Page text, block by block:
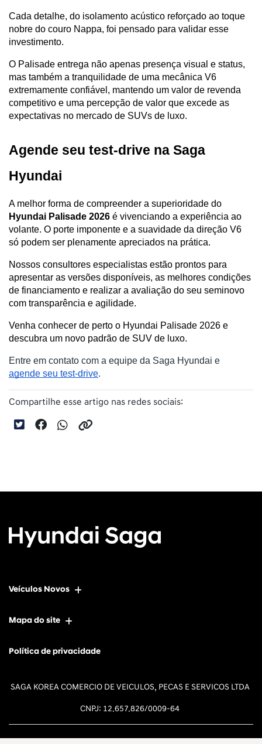
Cada detalhe, do isolamento acústico reforçado ao toque
nobre do couro Nappa, foi pensado para validar esse
investimento.
O Palisade entrega não apenas presença visual e status,
mas também a tranquilidade de uma mecânica V6
extremamente confiável, mantendo um valor de revenda
competitivo e uma percepção de valor que excede as
expectativas no mercado de SUVs de luxo.
Agende seu test-drive na Saga
Hyundai
Hyundai Palisade 2026 é vivenciando a experiência ao
volante. O porte imponente e a suavidade da direção V6
só podem ser plenamente apreciados na prática.
Nossos consultores especialistas estão prontos para
apresentar as versões disponíveis, as melhores condições
de financiamento e realizar a avaliação do seu seminovo
com transparência e agilidade.
Venha conhecer de perto o Hyundai Palisade 2026 e
descubra um novo padrão de SUV de luxo.
agende seu test-drive.
Compartilhe esse artigo nas redes sociais:
Veículos Novos
Mapa do site
Política de privacidade
SAGA KOREA COMERCIO DE VEICULOS, PECAS E SERVICOS LTDA
CNPJ: 12.657.826/0009-64